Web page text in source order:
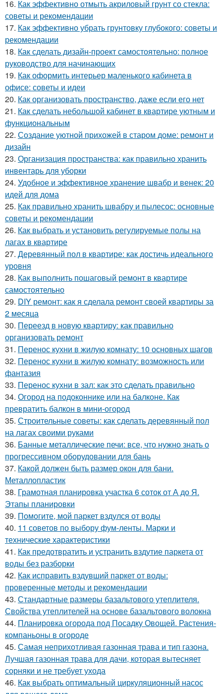
16. Как эффективно отмыть акриловый грунт со стекла:
советы и рекомендации
17. Как эффективно убрать грунтовку глубокого: советы и
рекомендации
18. Как сделать дизайн-проект самостоятельно: полное
руководство для начинающих
19. Как оформить интерьер маленького кабинета в
офисе: советы и идеи
20. Как организовать пространство, даже если его нет
21. Как сделать небольшой кабинет в квартире уютным и
функциональным
22. Создание уютной прихожей в старом доме: ремонт и
дизайн
23. Организация пространства: как правильно хранить
инвентарь для уборки
24. Удобное и эффективное хранение швабр и венек: 20
идей для дома
25. Как правильно хранить швабру и пылесос: основные
советы и рекомендации
26. Как выбрать и установить регулируемые полы на
лагах в квартире
27. Деревянный пол в квартире: как достичь идеального
уровня
28. Как выполнить пошаговый ремонт в квартире
самостоятельно
29. DIY ремонт: как я сделала ремонт своей квартиры за
2 месяца
30. Переезд в новую квартиру: как правильно
организовать ремонт
31. Перенос кухни в жилую комнату: 10 основных шагов
32. Перенос кухни в жилую комнату: возможность или
фантазия
33. Перенос кухни в зал: как это сделать правильно
34. Огород на подоконнике или на балконе. Как
превратить балкон в мини-огород
35. Строительные советы: как сделать деревянный пол
на лагах своими руками
36. Банные металлические печи: все, что нужно знать о
прогрессивном оборудовании для бань
37. Какой должен быть размер окон для бани.
Металлопластик
38. Грамотная планировка участка 6 соток от А до Я.
Этапы планировки
39. Помогите, мой паркет вздулся от воды
40. 11 советов по выбору фум-ленты. Марки и
технические характеристики
41. Как предотвратить и устранить вздутие паркета от
воды без разборки
42. Как исправить вздувший паркет от воды:
проверенные методы и рекомендации
43. Стандартные размеры базальтового утеплителя.
Свойства утеплителей на основе базальтового волокна
44. Планировка огорода под Посадку Овощей. Растения-
компаньоны в огороде
45. Самая неприхотливая газонная трава и тип газона.
Лучшая газонная трава для дачи, которая вытесняет
сорняки и не требует ухода
46. Как выбрать оптимальный циркуляционный насос